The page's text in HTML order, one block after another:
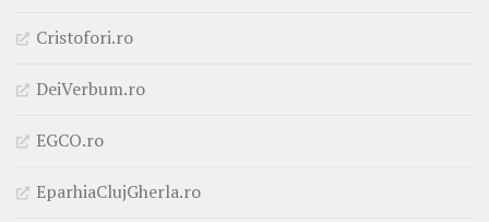
Cristofori.ro
DeiVerbum.ro
EGCO.ro
EparhiaClujGherla.ro